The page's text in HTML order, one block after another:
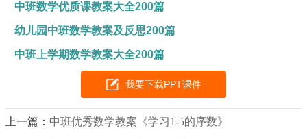
中班数学优质课教案大全200篇
幼儿园中班数学教案及反思200篇
中班上学期数学教案大全200篇
我要下载PPT课件
上一篇： 中班优秀数学教案《学习1-5的序数》